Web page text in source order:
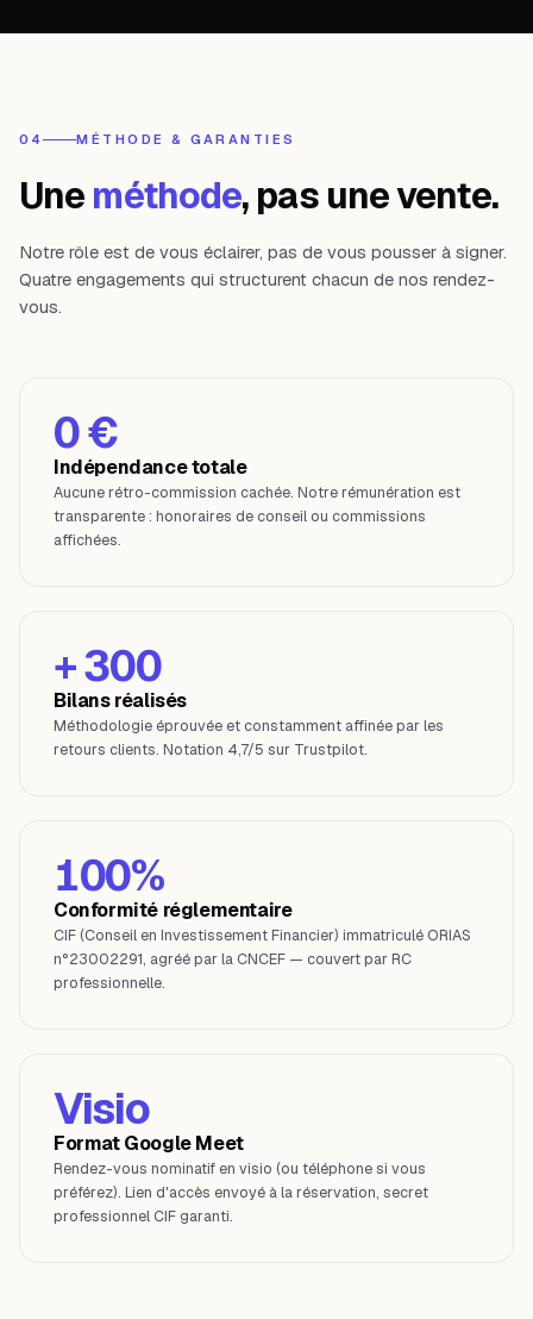
04 MÉTHODE & GARANTIES
Une méthode, pas une vente.
Notre rôle est de vous éclairer, pas de vous pousser à signer.
Quatre engagements qui structurent chacun de nos rendez-
vous.
0 €
Indépendance totale
Aucune rétro-commission cachée. Notre rémunération est
transparente : honoraires de conseil ou commissions
affichées.
+ 300
Bilans réalisés
Méthodologie éprouvée et constamment affinée par les
retours clients. Notation 4,7/5 sur Trustpilot.
100%
Conformité réglementaire
CIF (Conseil en Investissement Financier) immatriculé ORIAS
n°23002291, agréé par la CNCEF — couvert par RC
professionnelle.
Visio
Format Google Meet
Rendez-vous nominatif en visio (ou téléphone si vous
préférez). Lien d'accès envoyé à la réservation, secret
professionnel CIF garanti.